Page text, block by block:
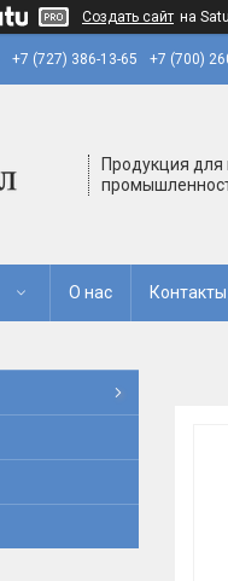
Создать сайт на
+7 (727) 386-13-65 +7 (700)
Продукция
О нас Контакты